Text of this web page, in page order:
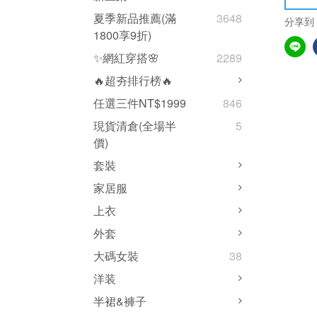
夏季新品推薦(滿
1800享9折)
3648
✨網紅穿搭🌸
2289
🔥超夯排行榜🔥
任選三件NT$1999
846
現貨清倉(全場半
價)
5
套裝
家居服
上衣
外套
大碼女裝
38
洋装
半裙&褲子
分享到